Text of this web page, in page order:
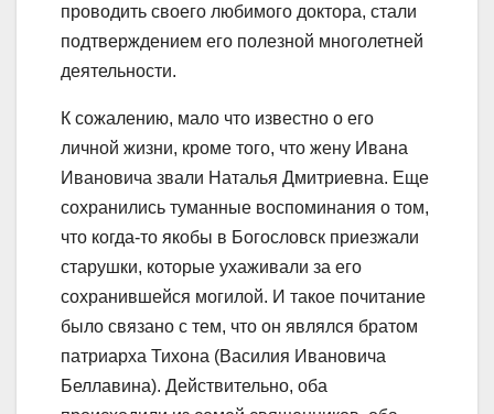
проводить своего любимого доктора, стали
подтверждением его полезной многолетней
деятельности.
К сожалению, мало что известно о его
личной жизни, кроме того, что жену Ивана
Ивановича звали Наталья Дмитриевна. Еще
сохранились туманные воспоминания о том,
что когда-то якобы в Богословск приезжали
старушки, которые ухаживали за его
сохранившейся могилой. И такое почитание
было связано с тем, что он являлся братом
патриарха Тихона (Василия Ивановича
Беллавина). Действительно, оба